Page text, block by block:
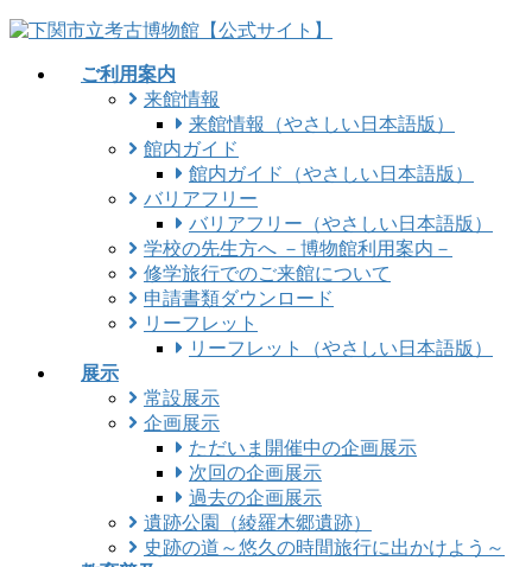
コ
ナ
ご利用案内
来館情報
来館情報（やさしい日本語版）
館内ガイド
館内ガイド（やさしい日本語版）
バリアフリー
バリアフリー（やさしい日本語版）
学校の先生方へ －博物館利用案内－
修学旅行でのご来館について
申請書類ダウンロード
リーフレット
リーフレット（やさしい日本語版）
展示
常設展示
企画展示
ただいま開催中の企画展示
次回の企画展示
過去の企画展示
遺跡公園（綾羅木郷遺跡）
史跡の道～悠久の時間旅行に出かけよう～